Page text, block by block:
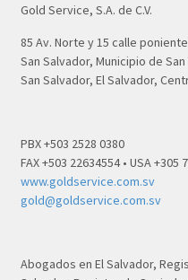
Gold Service, S.A. de C.V.
85 Av. Norte y 15 calle
San Salvador, Municipio de
San Salvador, El Salvador,
PBX +503 2528 0380
FAX +503 22634554 • USA +305
www.goldservice.com.sv
gold@goldservice.com.sv
Abogados en El Salvador,